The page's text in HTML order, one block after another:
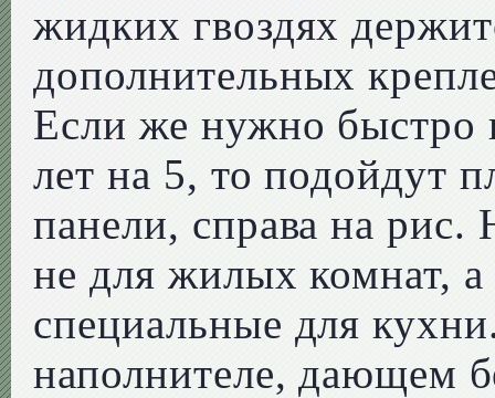
жидких гвоздях
дополнительных
Если же нужно быстро
лет на 5, то подойдут
панели, справа на рис.
не для жилых комнат,
специальные для
наполнителе, дающем